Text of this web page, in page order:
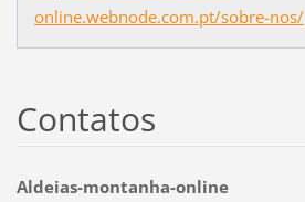
online.webnode.com.pt/sobre-nos/
Contatos
Aldeias-montanha-online